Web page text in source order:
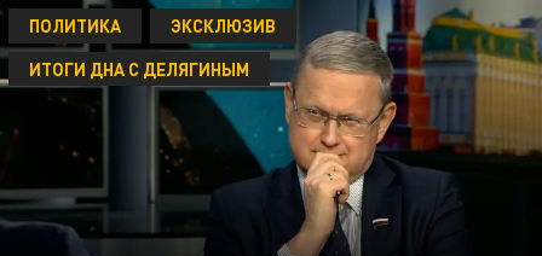
ПОЛИТИКА
ЭКСКЛЮЗИВ
ИТОГИ ДНА С ДЕЛЯГИНЫМ